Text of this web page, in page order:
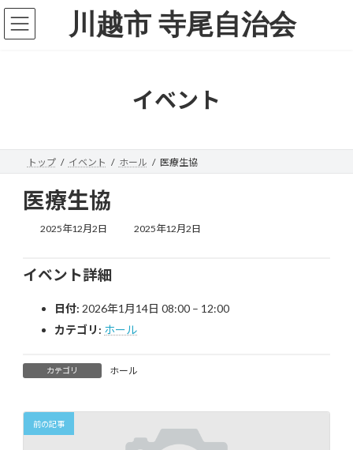
コ
テ
プ
ナ
ゲ
動
川越市 寺尾自治会
イベント
トップ イベント ホール 医療生協
医療生協
2025年12月2日
最
:
2025年12月2日
イベント詳細
日付: 2026年1月14日 08:00 – 12:00
カテゴリ: ホール
カテゴリ ホール
前の記事